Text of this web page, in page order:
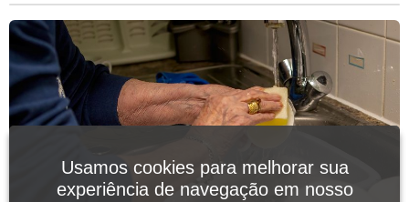
Usamos cookies para melhorar sua
experiência de navegação em nosso